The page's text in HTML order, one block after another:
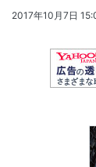
2017年10月7日